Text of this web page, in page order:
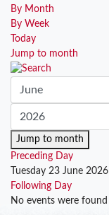
By Month
By Week
Today
Jump to month
Jump to month
Preceding Day
Tuesday 23 June 2026
Following Day
No events were found